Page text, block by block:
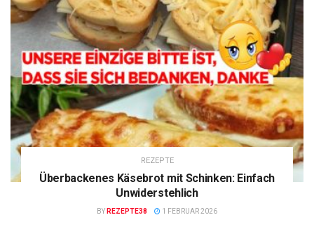
REZEPTE
Überbackenes Käsebrot mit Schinken: Einfach
Unwiderstehlich
BY REZEPTE38 1 FEBRUAR 2026